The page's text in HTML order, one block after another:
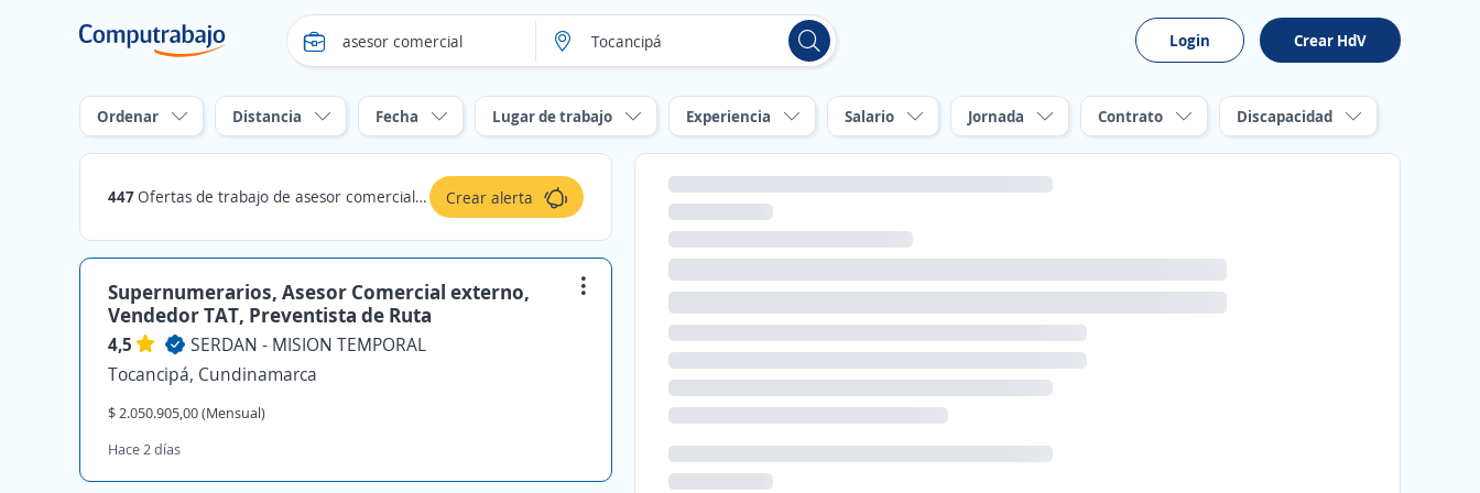
Login Crear HdV
Ordenar Distancia Fecha Lugar de trabajo Experiencia Salario Jornada Contrato Discapacidad
447Ofertas de trabajo de asesor comercial en Tocancipá, Cundinamarca Crear alerta
Supernumerarios, Asesor Comercial externo,
Vendedor TAT, Preventista de Ruta
4,5
SERDAN - MISION TEMPORAL
Tocancipá, Cundinamarca
$ 2.050.905,00 (Mensual)
Hace 2 días